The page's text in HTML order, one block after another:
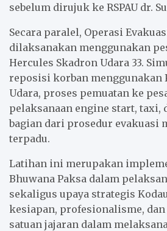
sebelum dirujuk ke RSPAU dr.
Secara paralel, Operasi
dilaksanakan menggunakan
Hercules Skadron Udara 33.
reposisi korban menggunakan
Udara, proses pemuatan ke
pelaksanaan engine start, taxi,
bagian dari prosedur evakuasi
terpadu.
Latihan ini merupakan
Bhuwana Paksa dalam
sekaligus upaya strategis
kesiapan, profesionalisme,
satuan jajaran dalam